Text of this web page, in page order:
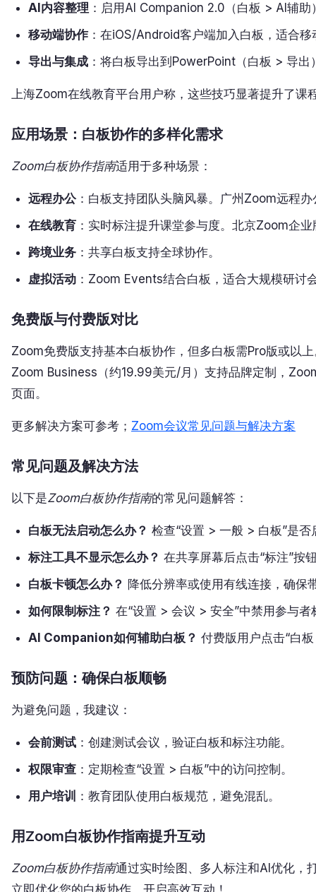
AI内容整理 ：启用AI Companion 2.0（白板 > AI辅
移动端协作：在iOS/Android客户端加入白板，适合
导出与集成 ：将白板导出到PowerPoint（白板 > 导
上海Zoom在线教育平台用户称，这些技巧显著提升了课
应用场景：白板协作的多样化需求
Zoom白板协作指南适用于多种场景：
远程办公：白板支持团队头脑风暴。广州Zoom远程
在线教育 ：实时标注提升课堂参与度。北京Zoom企
跨境业务 ：共享白板支持全球协作。
虚拟活动 ：Zoom Events结合白板，适合大规模研讨
免费版与付费版对比
Zoom免费版支持基本白板协作，但多白板需Pro版或以
Zoom Business（约19.99美元/月）支持品牌定制，
页面。
更多解决方案可参考； Zoom会议常见问题与解决方案
常见问题及解决方法
以下是Zoom白板协作指南的常见问题解答：
白板无法启动怎么办？ 检查“设置 > 一般 > 白板”是
标注工具不显示怎么办？ 在共享屏幕后点击“标注”按
白板卡顿怎么办？ 降低分辨率或使用有线连接，确保
如何限制标注？ 在“设置 > 会议 > 安全”中禁用参与
AI Companion如何辅助白板？ 付费版用户点击“白
预防问题：确保白板顺畅
为避免问题，我建议：
会前测试 ：创建测试会议，验证白板和标注功能。
权限审查 ：定期检查“设置 > 白板”中的访问控制。
用户培训 ：教育团队使用白板规范，避免混乱。
用Zoom白板协作指南提升互动
Zoom白板协作指南通过实时绘图、多人标注和AI优化，
立即优化您的白板协作，开启高效互动！